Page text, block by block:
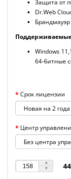
Защита от
Dr.Web
Брандмауэр
Windows
64-битные
Срок лицензии
Центр